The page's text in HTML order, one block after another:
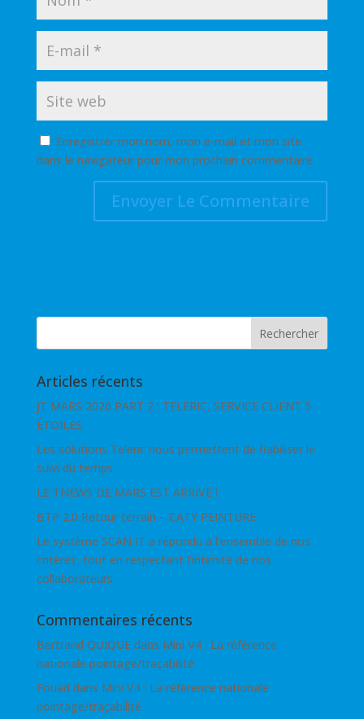
Enregistrer mon nom, mon e-mail et mon site
dans le navigateur pour mon prochain commentaire.
Articles récents
JT MARS 2026 PART 2 : TELERIC, SERVICE CLIENT 5
ÉTOILES
Les solutions Teleric nous permettent de fiabiliser le
suivi du temps
LE TNEWS DE MARS EST ARRIVÉ !
BTP 2.0 Retour terrain – CATY PEINTURE
Le système SCAN IT a répondu à l’ensemble de nos
critères, tout en respectant l’intimité de nos
collaborateurs
Commentaires récents
Bertrand QUIQUEdans Mini V4 : La référence
nationale pointage/traçabilité
Fouad dans Mini V4 : La référence nationale
pointage/traçabilité